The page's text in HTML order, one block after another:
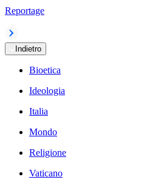
Reportage
Indietro
Bioetica
Ideologia
Italia
Mondo
Religione
Vaticano